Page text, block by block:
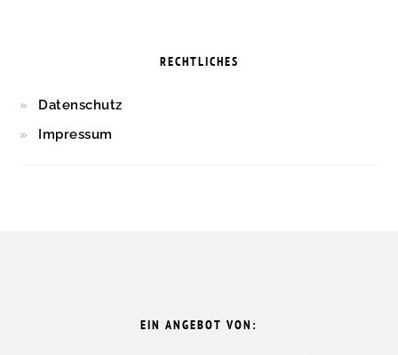
RECHTLICHES
Datenschutz
Impressum
EIN ANGEBOT VON: